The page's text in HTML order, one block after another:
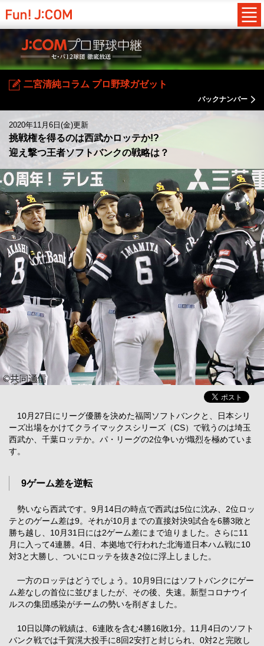
二宮清純コラム プロ野球ガゼット
バックナンバー
2020年11月6日(金)更新
挑戦権を得るのは西武かロッテか!?
迎え撃つ王者ソフトバンクの戦略は？
10月27日にリーグ優勝を決めた福岡ソフトバンクと、日本シリ
ーズ出場をかけてクライマックスシリーズ（CS）で戦うのは埼玉
西武か、千葉ロッテか。パ・リーグの2位争いが熾烈を極めていま
す。
9ゲーム差を逆転
勢いなら西武です。9月14日の時点で西武は5位に沈み、2位ロッ
テとのゲーム差は9。それが10月までの直接対決9試合を6勝3敗と
勝ち越し、10月31日には2ゲーム差にまで迫りました。さらに11
月に入って4連勝。4日、本拠地で行われた北海道日本ハム戦に10
対3と大勝し、ついにロッテを抜き2位に浮上しました。
一方のロッテはどうでしょう。10月9日にはソフトバンクにゲー
ム差なしの首位に並びましたが、その後、失速。新型コロナウイ
ルスの集団感染がチームの勢いを削ぎました。
10日以降の戦績は、6連敗を含む4勝16敗1分。11月4日のソフト
バンク戦では千賀滉大投手に8回2安打と封じられ、0対2と完敗し